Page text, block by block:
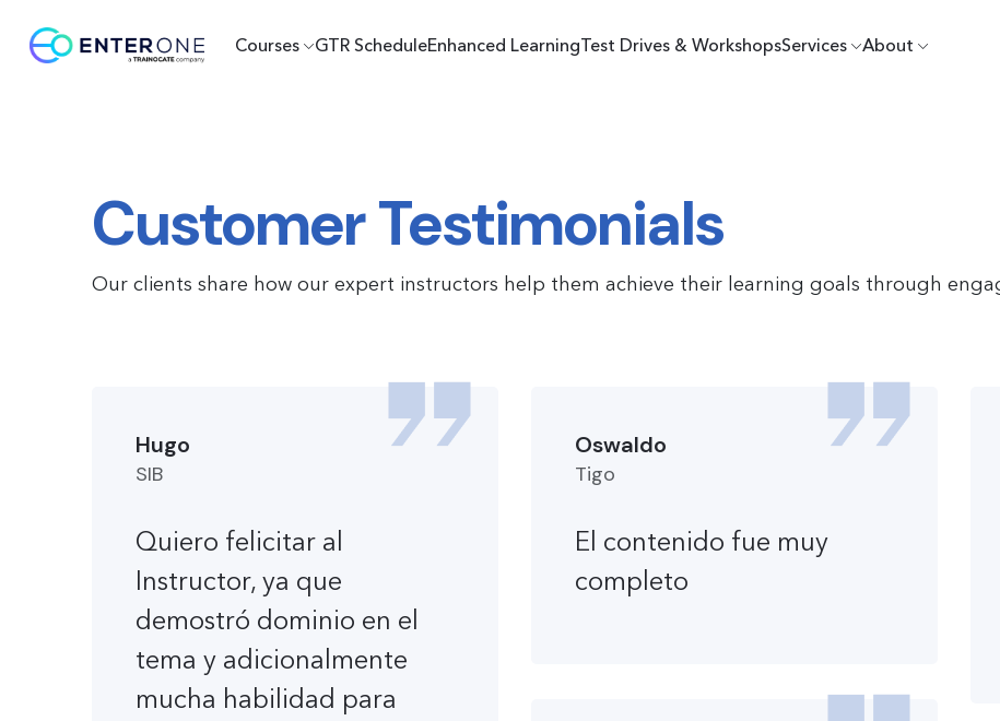
Courses GTR ScheduleEnhanced LearningTest Drives & WorkshopsServices About
Customer Testimonials
Our clients share how our expert instructors help them achieve their learning goals through
Hugo
SIB
Quiero felicitar al
Instructor, ya que
demostró dominio en el
tema y adicionalmente
mucha habilidad para
Oswaldo
Tigo
El contenido fue muy
completo